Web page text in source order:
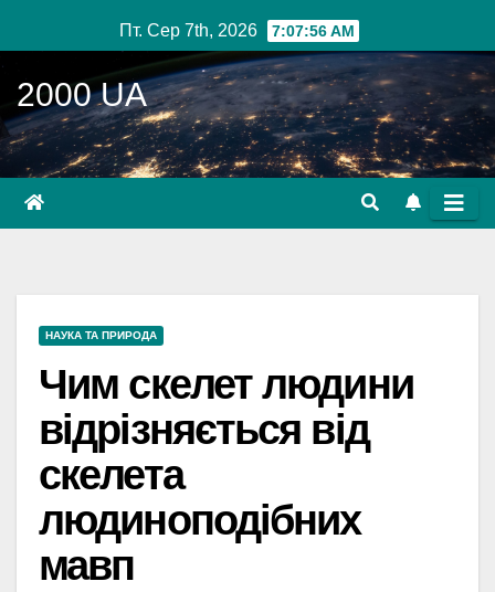
до
вмісту
Пт. Сер 7th, 2026 7:07:57 AM
2000 UA
НАУКА ТА ПРИРОДА
Чим скелет людини
відрізняється від
скелета
людиноподібних
мавп